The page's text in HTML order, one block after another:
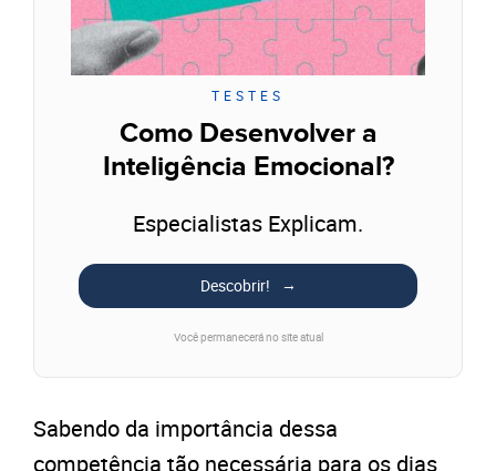
TESTES
Como Desenvolver a
Inteligência Emocional?
Especialistas Explicam.
Descobrir!
Você permanecerá no site atual
Sabendo da importância dessa
competência tão necessária para os dias